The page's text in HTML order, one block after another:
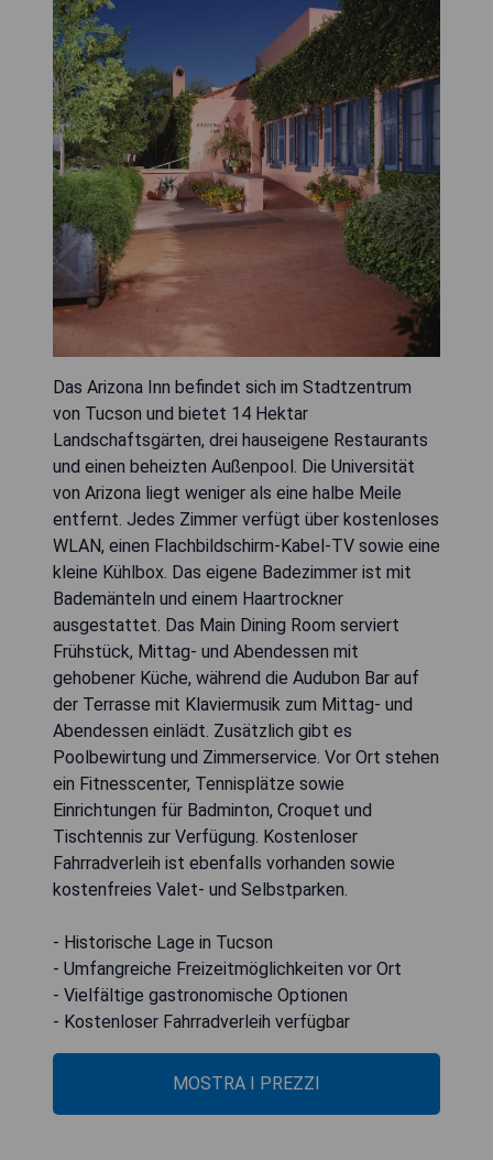
Das Arizona Inn befindet sich im Stadtzentrum
von Tucson und bietet 14 Hektar
Landschaftsgärten, drei hauseigene Restaurants
und einen beheizten Außenpool. Die Universität
von Arizona liegt weniger als eine halbe Meile
entfernt. Jedes Zimmer verfügt über kostenloses
WLAN, einen Flachbildschirm-Kabel-TV sowie eine
kleine Kühlbox. Das eigene Badezimmer ist mit
Bademänteln und einem Haartrockner
ausgestattet. Das Main Dining Room serviert
Frühstück, Mittag- und Abendessen mit
gehobener Küche, während die Audubon Bar auf
der Terrasse mit Klaviermusik zum Mittag- und
Abendessen einlädt. Zusätzlich gibt es
Poolbewirtung und Zimmerservice. Vor Ort stehen
ein Fitnesscenter, Tennisplätze sowie
Einrichtungen für Badminton, Croquet und
Tischtennis zur Verfügung. Kostenloser
Fahrradverleih ist ebenfalls vorhanden sowie
kostenfreies Valet- und Selbstparken.
- Historische Lage in Tucson
- Umfangreiche Freizeitmöglichkeiten vor Ort
- Vielfältige gastronomische Optionen
- Kostenloser Fahrradverleih verfügbar
MOSTRA I PREZZI